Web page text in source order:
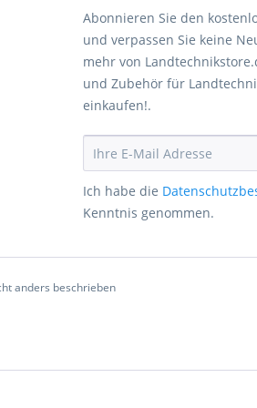
Abonnieren Sie den
und verpassen Sie keine
mehr von
und Zubehör für
einkaufen!.
Ich habe die
Kenntnis genommen.
anders beschrieben